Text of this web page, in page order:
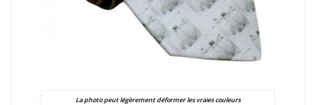
La photo peut légèrement déformer les vraies couleurs